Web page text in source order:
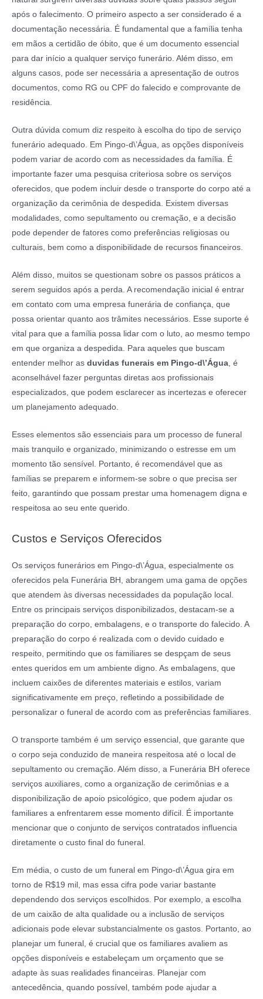
após o falecimento. O primeiro aspecto a ser considerado é a
documentação necessária. É fundamental que a família tenha
em mãos a certidão de óbito, que é um documento essencial
para dar início a qualquer serviço funerário. Além disso, em
alguns casos, pode ser necessária a apresentação de outros
documentos, como RG ou CPF do falecido e comprovante de
residência.
Outra dúvida comum diz respeito à escolha do tipo de serviço
funerário adequado. Em Pingo-d\’Água, as opções disponíveis
podem variar de acordo com as necessidades da família. É
importante fazer uma pesquisa criteriosa sobre os serviços
oferecidos, que podem incluir desde o transporte do corpo até a
organização da cerimônia de despedida. Existem diversas
modalidades, como sepultamento ou cremação, e a decisão
pode depender de fatores como preferências religiosas ou
culturais, bem como a disponibilidade de recursos financeiros.
Além disso, muitos se questionam sobre os passos práticos a
serem seguidos após a perda. A recomendação inicial é entrar
em contato com uma empresa funerária de confiança, que
possa orientar quanto aos trâmites necessários. Esse suporte é
vital para que a família possa lidar com o luto, ao mesmo tempo
em que organiza a despedida. Para aqueles que buscam
entender melhor as duvidas funerais em Pingo-d\’Água , é
aconselhável fazer perguntas diretas aos profissionais
especializados, que podem esclarecer as incertezas e oferecer
um planejamento adequado.
Esses elementos são essenciais para um processo de funeral
mais tranquilo e organizado, minimizando o estresse em um
momento tão sensível. Portanto, é recomendável que as
famílias se preparem e informem-se sobre o que precisa ser
feito, garantindo que possam prestar uma homenagem digna e
respeitosa ao seu ente querido.
Custos e Serviços Oferecidos
Os serviços funerários em Pingo-d\’Água, especialmente os
oferecidos pela Funerária BH, abrangem uma gama de opções
que atendem às diversas necessidades da população local.
Entre os principais serviços disponibilizados, destacam-se a
preparação do corpo, embalagens, e o transporte do falecido. A
preparação do corpo é realizada com o devido cuidado e
respeito, permitindo que os familiares se despçam de seus
entes queridos em um ambiente digno. As embalagens, que
incluem caixões de diferentes materiais e estilos, variam
significativamente em preço, refletindo a possibilidade de
personalizar o funeral de acordo com as preferências familiares.
O transporte também é um serviço essencial, que garante que
o corpo seja conduzido de maneira respeitosa até o local de
sepultamento ou cremação. Além disso, a Funerária BH oferece
serviços auxiliares, como a organização de cerimônias e a
disponibilização de apoio psicológico, que podem ajudar os
familiares a enfrentarem esse momento difícil. É importante
mencionar que o conjunto de serviços contratados influencia
diretamente o custo final do funeral.
Em média, o custo de um funeral em Pingo-d\’Água gira em
torno de R$19 mil, mas essa cifra pode variar bastante
dependendo dos serviços escolhidos. Por exemplo, a escolha
de um caixão de alta qualidade ou a inclusão de serviços
adicionais pode elevar substancialmente os gastos. Portanto, ao
planejar um funeral, é crucial que os familiares avaliem as
opções disponíveis e estabeleçam um orçamento que se
adapte às suas realidades financeiras. Planejar com
antecedência, quando possível, também pode ajudar a